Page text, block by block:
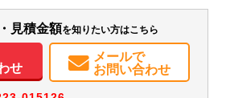
ウィンドウ ABS エアバッグ
集中ドアロック
見積金額を知りたい方はこちら
せ
メールで
お問い合わせ